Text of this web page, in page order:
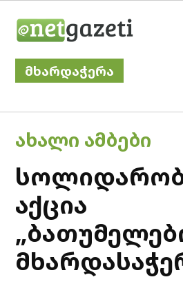
მხარდაჭერა
POSTED
IN
ᲐᲮᲐᲚᲘ ᲐᲛᲑᲔᲑᲘ
აქცია